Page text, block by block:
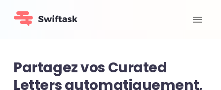
Partagez vos Curated
Letters automatiquement,